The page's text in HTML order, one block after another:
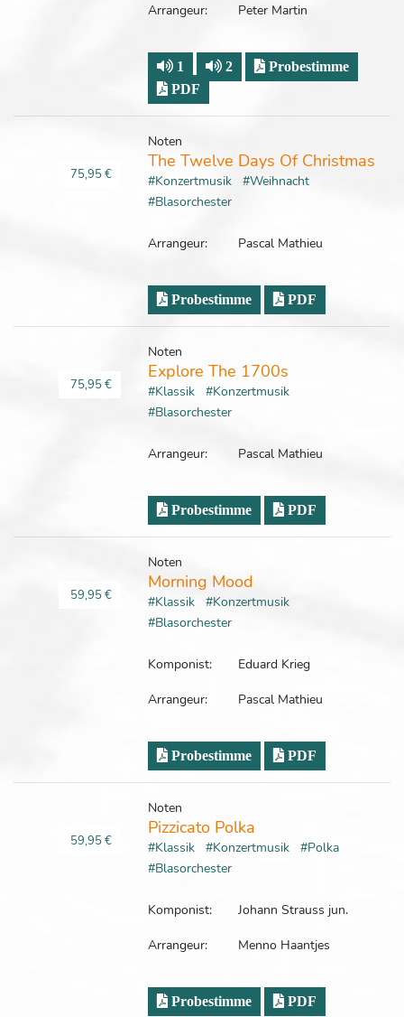
Arrangeur: Peter Martin
1 2
Probestimme
PDF
75,95 €
Noten
The Twelve Days Of Christmas
#Konzertmusik
#Weihnacht
#Blasorchester
Arrangeur: Pascal Mathieu
Probestimme PDF
75,95 €
Noten
Explore The 1700s
#Klassik
#Konzertmusik
#Blasorchester
Arrangeur: Pascal Mathieu
Probestimme PDF
59,95 €
Noten
Morning Mood
#Klassik
#Konzertmusik
#Blasorchester
Komponist:
Eduard Krieg
Arrangeur:
Pascal Mathieu
Probestimme PDF
59,95 €
Noten
Pizzicato Polka
#Klassik #Konzertmusik
#Polka
#Blasorchester
Komponist:
Johann Strauss jun.
Arrangeur:
Menno Haantjes
Probestimme PDF